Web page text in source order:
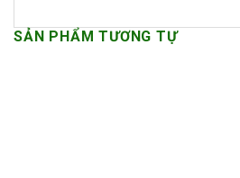
SẢN PHẨM TƯƠNG TỰ